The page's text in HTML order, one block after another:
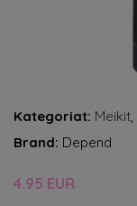
Kategoriat: Meikit,
Brand: Depend
4.95 EUR